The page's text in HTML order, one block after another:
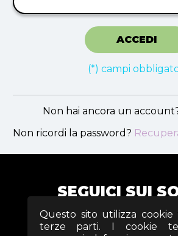
ACCEDI
(*) campi
Non hai ancora un
Non ricordi la password?
SEGUICI SUI
Questo sito utilizza cookie
terze parti. I cookie